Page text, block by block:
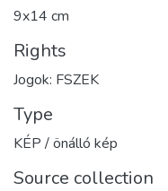
9x14 cm
Rights
Jogok: FSZEK
Type
KÉP / önálló kép
Source collection